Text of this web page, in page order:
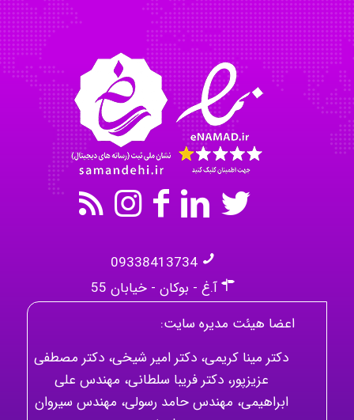
Omid
Mehrab
09338413734
آ.غ - بوکان - خیابان 55
اعضا هیئت مدیره سایت:
دکتر مینا کریمی، دکتر امیر شیخی، دکتر مصطفی
عزیزپور، دکتر فریبا سلطانی، مهندس علی
ابراهیمی، مهندس حامد رسولی، مهندس سیروان